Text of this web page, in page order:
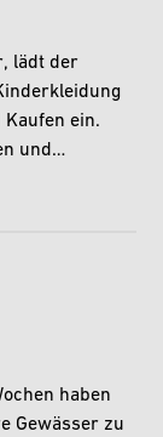
lädt der
ein.
und…
haben
Gewässer zu